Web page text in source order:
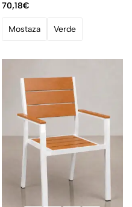
70,18€
Mostaza Verde